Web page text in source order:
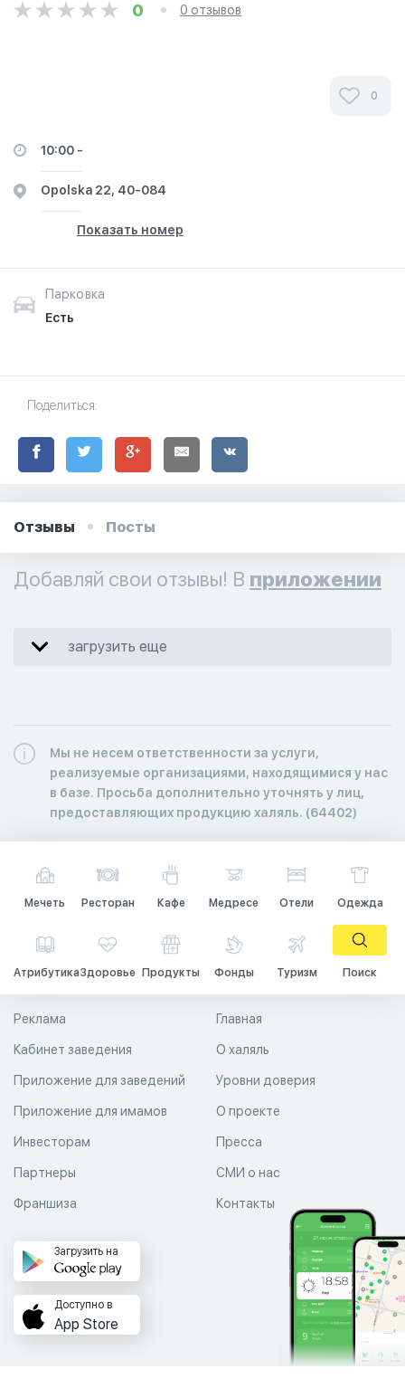
0 0 отзывов
0
10:00 -
Opolska 22, 40-084
Показать номер
Парковка
Есть
Поделиться:
Отзывы Посты
Добавляй свои отзывы! В приложении
загрузить еще
Мы не несем ответственности за услуги,
реализуемые организациями, находящимися у нас
в базе. Просьба дополнительно уточнять у лиц,
предоставляющих продукцию халяль. (64402)
Мечеть Ресторан Кафе Медресе Отели Одежда
АтрибутикаЗдоровье Продукты Фонды Туризм Поиск
Главная
О халяль
Уровни доверия
Реклама
Кабинет заведения
Приложение для заведений
Приложение для имамов О проекте
Пресса
СМИ о нас
Контакты
Инвесторам
Партнеры
Франшиза
Загрузить на
Доступно в
App Store